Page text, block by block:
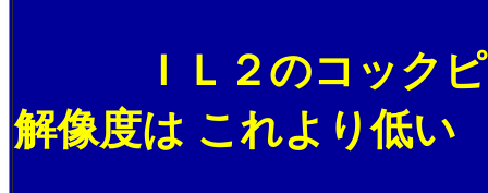
ＩＬ２のコックピ
解像度は これより低い